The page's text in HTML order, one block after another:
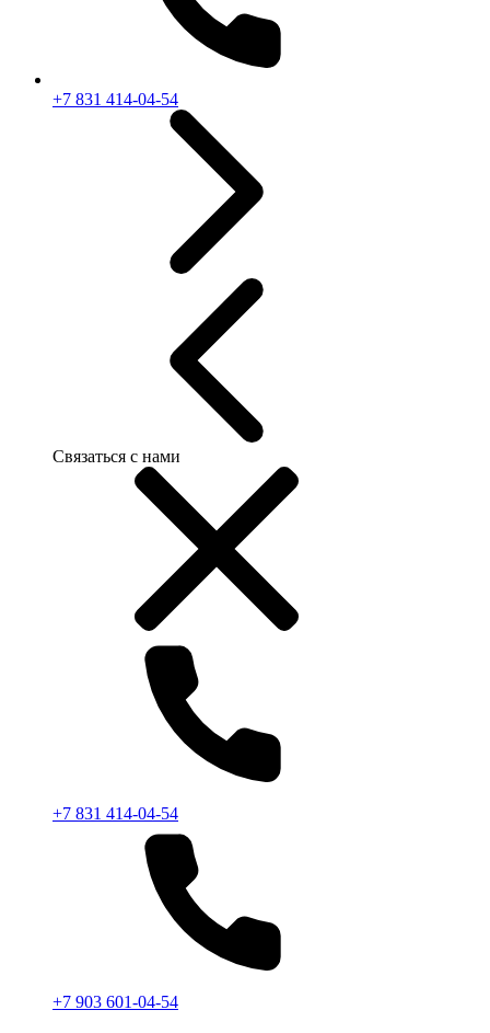
+7 831 414-04-54
Связаться с нами
+7 831 414-04-54
+7 903 601-04-54